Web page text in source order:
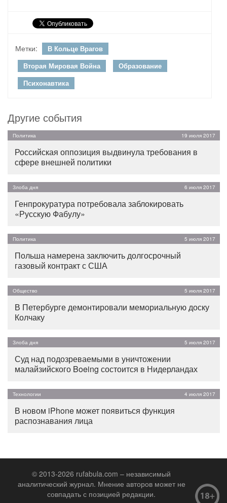
Метки:
В Кольце Врагов
Вторая Мировая Война
Образование
Психонавтика
Другие события
Политика 19 июля 2017
Российская оппозиция выдвинула требования в
сфере внешней политики
Злоба дня 6 июля 2017
Генпрокуратура потребовала заблокировать
«Русскую Фабулу»
Политика 5 июля 2017
Польша намерена заключить долгосрочный
газовый контракт с США
Общество 5 июля 2017
В Петербурге демонтировали мемориальную доску
Колчаку
Злоба дня 5 июля 2017
Суд над подозреваемыми в уничтожении
малайзийского Boeing состоится в Нидерландах
Технологии 4 июля 2017
В новом iPhone может появиться функция
распознавания лица
© 2013-2026 rufabula.com – независимый
аналитический журнал. Мнение авторов может не
совпадать с позицией редакции.